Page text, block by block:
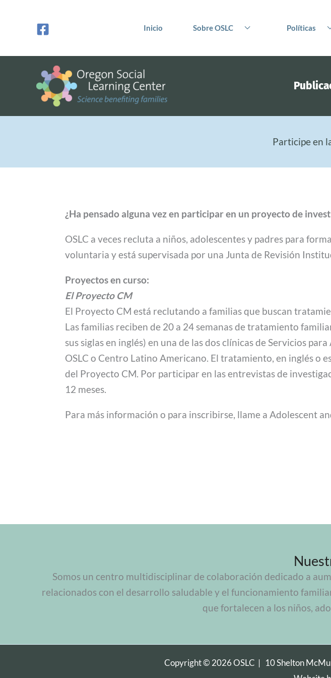
contenido
Inicio Sobre OSLC Políticas
Participe en
¿Ha pensado alguna vez en participar en un proyecto de
OSLC a veces recluta a niños, adolescentes y padres para
voluntaria y está supervisada por una Junta de Revisión
Proyectos en curso:
El Proyecto CM
El Proyecto CM está reclutando a familias que buscan
Las familias reciben de 20 a 24 semanas de tratamiento
sus siglas en inglés) en una de las dos clínicas de Servicios
OSLC o Centro Latino Americano. El tratamiento, en inglés o
del Proyecto CM. Por participar en las entrevistas de
12 meses.
Para más información o para inscribirse, llame a Adolescent
Somos un centro multidisciplinar de colaboración dedicado a
relacionados con el desarrollo saludable y el funcionamiento
que fortalecen a los niños,
Copyright © 2026 OSLC | 10 Shelton